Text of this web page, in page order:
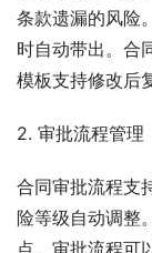
条款遗漏的风险
时自动带出。合
模板支持修改后
2. 审批流程管理
合同审批流程支
险等级自动调整